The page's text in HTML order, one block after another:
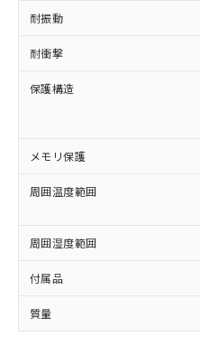
耐振動
耐衝撃
保護構造
メモリ保護
周囲温度範囲
周囲湿度範囲
付属品
質量
お客様が当ウ
登録された部
および当社の
品・サービス
引・商談に必
※当社の共同
用者の範囲」
※3 非含有証明書
下記の非含有証明
とができます。
EU RoHS指令（10
51物質の非含有証
※本証明書は発行日
るもので、過去に遡
ものではありません。
また、RoHS指令の
物質の対応では、対
荷製品に未対応品
欄に対応日を記載し
既に当社にて対応
していることから、
り、2022年1月12日